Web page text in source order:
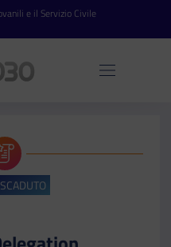
e il Servizio Civile
Apri